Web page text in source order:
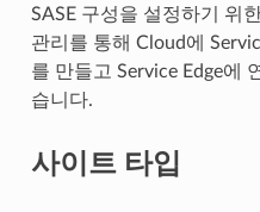
SASE 구성을 설정하기 위
관리를 통해 Cloud에
를 만들고 Service Edge에
습니다.
사이트 타입